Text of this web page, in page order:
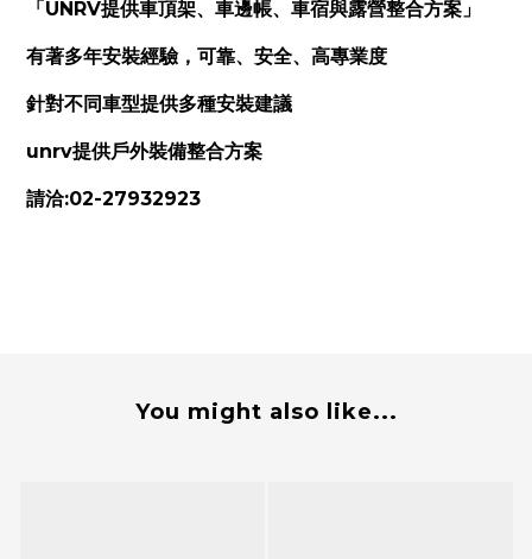
「UNRV提供車頂架、車邊帳、車宿與露營整合方案」
有著多年安裝經驗，可靠、安全、高專業度
針對不同車型提供多種安裝建議
unrv提供戶外裝備整合方案
請洽:02-27932923
You might also like...